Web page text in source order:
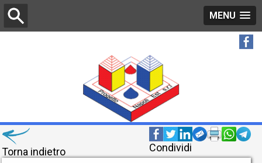
MENU
Torna indietro Condividi